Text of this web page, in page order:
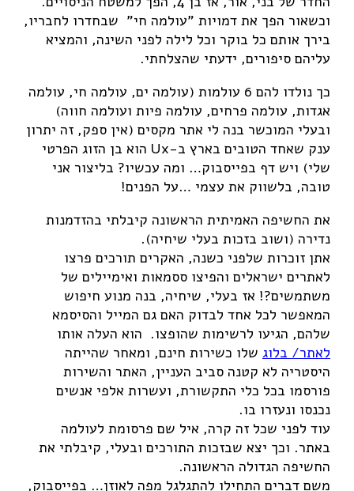
וכשאור הפך את דמויות "עולמה חי" שבחדרו לחבריו,
בירך אותם כל בוקר וכל לילה לפני השינה, והמציא
עליהם סיפורים, ידעתי שהצלחתי.
כך נולדו להם 6 עולמות (עולמה ים, עולמה חי, עולמה
אגדות, עולמה פרחים, עולמה פיות ועולמה חווה)
ובעלי המוכשר בנה לי אתר מקסים (אין ספק, זה יתרון
ענק שאחד הטובים בארץ ב-Ux הוא בן הזוג הפרטי
שלי) ויש דף בפייסבוק… ומה עכשיו? בליצור אני
טובה, בלשווק את עצמי …על הפנים!
את החשיפה האמיתית הראשונה קיבלתי בהזדמנות
נדירה (ושוב בזכות בעלי שיחיה).
אתן זוכרות שלפני כשנה, האקרים תורכים פרצו
לאתרים ישראלים והפיצו ססמאות ואימיילים של
משתמשים?! אז בעלי, שיחיה, בנה מנוע חיפוש
המאפשר לכל אחד לבדוק האם גם המייל והסיסמא
שלהם, הגיעו לרשימות שהופצו. הוא העלה אותו
לאתר/ בלוג שלו כשירות חינם, ומאחר שהייתה
היסטריה לא קטנה סביב העניין, האתר והשירות
פורסמו בכל כלי התקשורת, ועשרות אלפי אנשים
נכנסו ונעזרו בו.
עוד לפני שכל זה קרה, איל שם פרסומת לעולמה
באתר. וכך יצא שבזכות התורכים ובעלי, קיבלתי את
החשיפה הגדולה הראשונה.
משם דברים התחילו להתגלגל מפה לאוזן… בפייסבוק,